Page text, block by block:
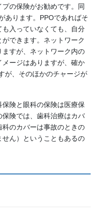
の保険がお勧めです。同
あります。PPOであればそ
入っていなくても、自分
できます。ネットワーク
すが、ネットワーク内の
ージはありますが、確か
が、そのほかのチャージが
険と眼科の保険は医療保
険では、歯科治療はカバ
のカバーは事故のときの
ん）ということもあるの